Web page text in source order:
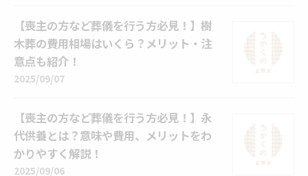
【喪主の方など葬儀を行う方必見！】樹
木葬の費用相場はいくら？メリット・注
意点も紹介！
2025/09/07
【喪主の方など葬儀を行う方必見！】永
代供養とは？意味や費用、メリットをわ
かりやすく解説！
2025/09/06